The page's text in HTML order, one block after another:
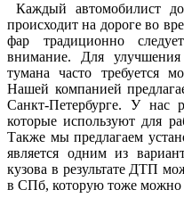
Каждый автомобилист
происходит на дороге во
фар традиционно
внимание. Для
тумана часто требуется
Нашей компанией
Санкт-Петербурге. У нас
которые используют для
Также мы предлагаем
является одним из
кузова в результате ДТП
в СПб, которую тоже можно